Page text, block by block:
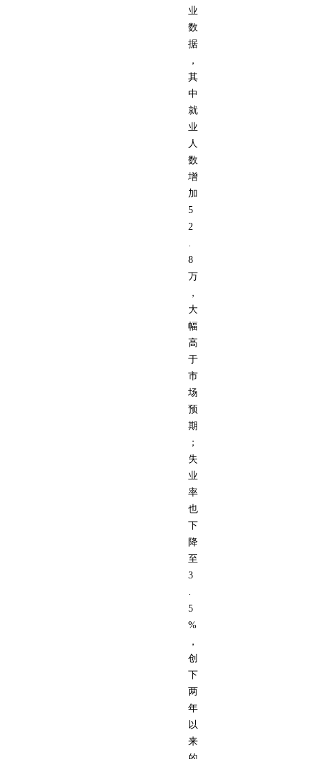
业
数
据
，
其
中
就
业
人
数
增
加
5
2
8
万
，
大
幅
高
于
市
场
预
期
；
失
业
率
也
下
降
至
3
5
%
，
创
下
两
年
以
来